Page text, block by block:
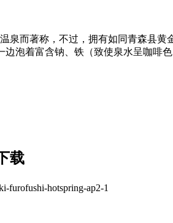
泉而著称，不过，拥有如同青森县
泡着富含钠、铁（致使泉水呈咖啡
载
furofushi-hotspring-ap2-1